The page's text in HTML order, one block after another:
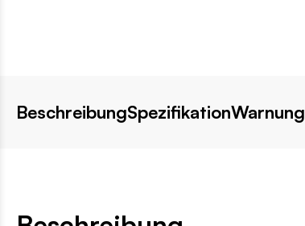
BeschreibungSpezifikationWarnung